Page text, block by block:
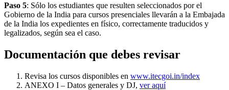
Paso 5: Sólo los estudiantes que resulten seleccionados por el
Gobierno de la India para cursos presenciales llevarán a la Embajada
de la India los expedientes en físico, correctamente traducidos y
legalizados, según sea el caso.
Documentación que debes revisar
Revisa los cursos disponibles en www.itecgoi.in/index
ANEXO I – Datos generales y DJ, ver aquí